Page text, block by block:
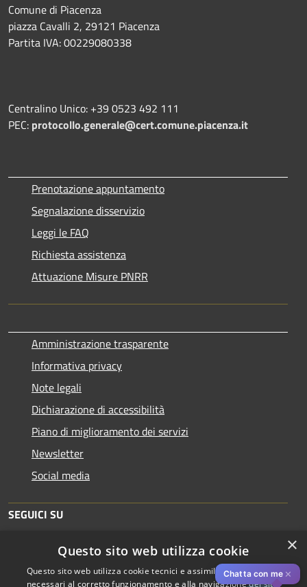
Comune di Piacenza
piazza Cavalli 2, 29121 Piacenza
Partita IVA: 00229080338
Centralino Unico: +39 0523 492 111
PEC: protocollo.generale@cert.comune.piacenza.it
Prenotazione appuntamento
Segnalazione disservizio
Leggi le FAQ
Richiesta assistenza
Attuazione Misure PNRR
Amministrazione trasparente
Informativa privacy
Note legali
Dichiarazione di accessibilità
Piano di miglioramento dei servizi
Newsletter
Social media
SEGUICI SU
Chatta con me ✕
×
Questo sito web utilizza cookie
Questo sito web utilizza cookie tecnici e assimilati strettamente
necessari al corretto funzionamento e alla navigazione del sito,